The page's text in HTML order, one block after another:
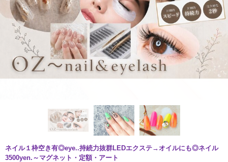
ネイル１枠空き有◎eye..持続力抜群LEDエクステ→オイルにも◎ネイル
3500yen.～マグネット・定額・アート